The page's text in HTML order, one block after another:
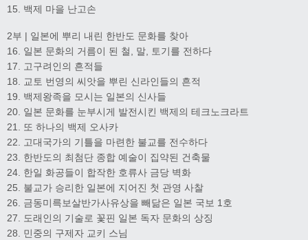
15. 백제 마을 난고손
2부 | 일본에 뿌리 내린 한반도 문화를 찾아
16. 일본 문화의 거름이 된 철, 말, 토기를 전하다
17. 고구려인의 흔적들
18. 교토 번영의 씨앗을 뿌린 신라인들의 흔적
19. 백제왕족을 모시는 일본의 신사들
20. 일본 문화를 눈부시게 발전시킨 백제의 테크노크라트
21. 또 하나의 백제 오사카
22. 고대국가의 기틀을 마련한 불교를 전수하다
23. 한반도의 최첨단 종합 예술이 집약된 건축물
24. 한일 화공들이 합작한 호류사 금당 벽화
25. 불교가 승리한 일본에 지어진 첫 관영 사찰
26. 금동미륵보살반가사유상을 빼닮은 일본 국보 1호
27. 도래인의 기술로 꽃핀 일본 독자 문화의 상징
28. 민중의 구제자 교키 스님